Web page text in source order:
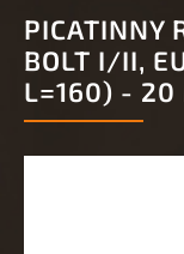
PICATINNY
BOLT I/II,
L=160) - 20